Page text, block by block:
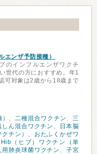
エンザ予防接種）
のインフルエンザワクチ
世代の方におすすめ。年1
可対象は2歳から18歳まで
、二種混合ワクチン、三
ん混合ワクチン 、
日本脳
チン） 、
おたふくかぜワ
Hib（ヒブ）ワクチン（単
用肺炎球菌ワクチン 、子宮